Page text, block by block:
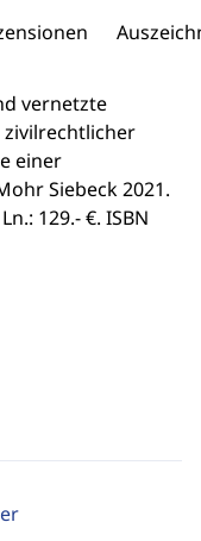
vernetzte
einer
Siebeck 2021.
129.- €. ISBN